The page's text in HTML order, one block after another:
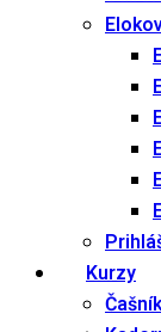
Kurzy